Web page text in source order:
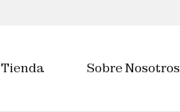
Tienda Sobre Nosotros